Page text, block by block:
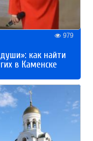
979
как найти
в Каменске